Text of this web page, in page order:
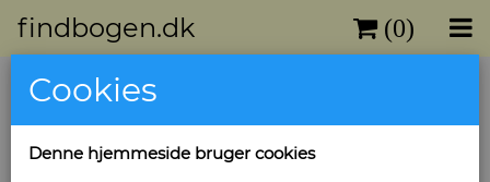
findbogen.dk (0)
Scrivers, Magister Christian
Sjæle-skat - Sjæleskat
Cookies
Denne hjemmeside bruger cookies